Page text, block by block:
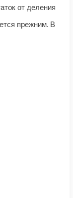
от деления
прежним. В